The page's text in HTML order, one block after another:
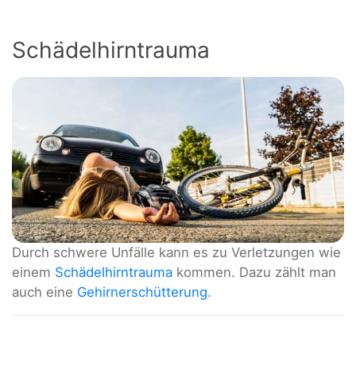
Schädelhirntrauma
Durch schwere Unfälle kann es zu Verletzungen wie
einem Schädelhirntrauma kommen. Dazu zählt man
auch eine Gehirnerschütterung.